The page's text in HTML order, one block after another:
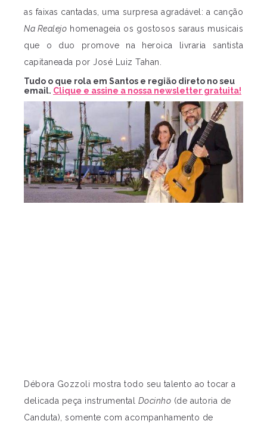
as faixas cantadas, uma surpresa agradável: a canção
Na Realejo homenageia os gostosos saraus musicais
que o duo promove na heroica livraria santista
capitaneada por José Luiz Tahan.
Tudo o que rola em Santos e região direto no seu
email. Clique e assine a nossa newsletter gratuita!
Débora Gozzoli mostra todo seu talento ao tocar a
delicada peça instrumental Docinho (de autoria de
Canduta), somente com acompanhamento de